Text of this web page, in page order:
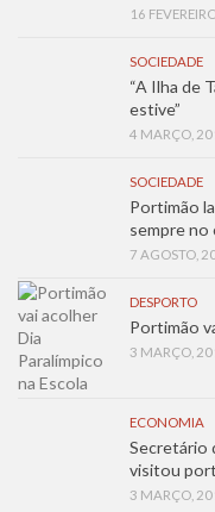
16
SOCIEDADE
“A Ilha de
estive”
4 MARÇO,
SOCIEDADE
Portimão
sempre no
7 AGOSTO,
DESPORTO
Portimão
3 MARÇO,
ECONOMIA
Secretário
visitou
3 MARÇO,